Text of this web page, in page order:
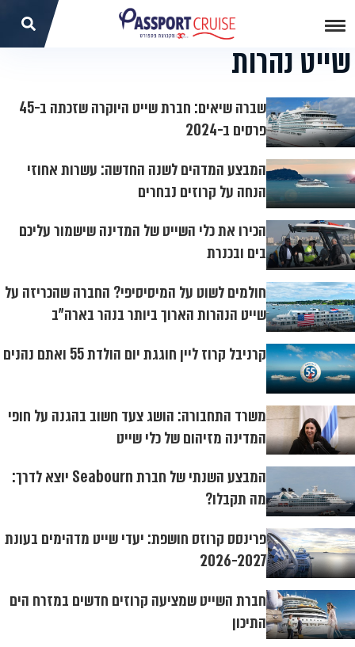
שייט נהרות
שברה שיאים: חברת שייט היוקרה שזכתה ב-45
פרסים ב-2024
המבצע המדהים לשנה החדשה: עשרות אחוזי
הנחה על קרוזים נבחרים
הכירו את כלי השייט של המדינה שישמור עליכם
בים ובכנרת
חולמים לשוט על המיסיסיפי? החברה שהכריזה על
שייט הנהרות הארוך ביותר בנהר בארה"ב
קרניבל קרוז ליין חוגגת יום הולדת 55 ואתם נהנים
משרד התחבורה: הושג צעד חשוב בהגנה על חופי
המדינה מזיהום של כלי שייט
המבצע השנתי של חברת Seabourn יוצא לדרך:
מה תקבלו?
פרינסס קרוזס חושפת: יעדי שייט מדהימים בעונת
2026-2027
חברת השייט שמציעה קרוזים חדשים במזרח הים
התיכון